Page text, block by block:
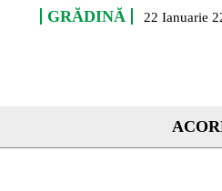
GRĂDINĂ 22 Ianuarie